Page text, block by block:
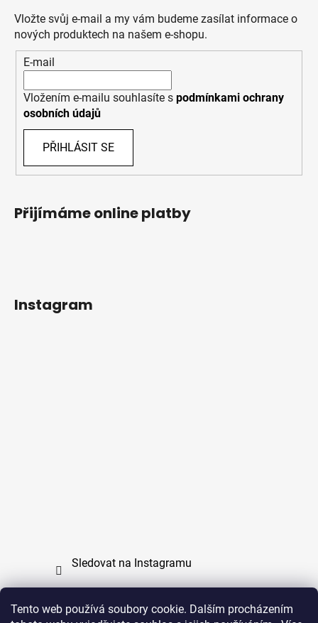
Tento web používá soubory cookie. Dalším procházením
Vložte svůj e-mail a my vám budeme zasílat informace o
nových produktech na našem e-shopu.
E-mail
Vložením e-mailu souhlasíte s podmínkami ochrany
osobních údajů
PŘIHLÁSIT SE
Přijímáme online platby
Instagram
Sledovat na Instagramu